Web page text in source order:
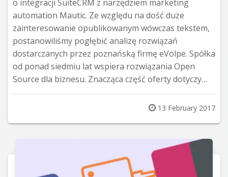
o integracji SuiteCRM z narzędziem marketing
automation Mautic. Ze względu na dość duże
zainteresowanie opublikowanym wówczas tekstem,
postanowiliśmy pogłębić analizę rozwiązań
dostarczanych przez poznańską firmę eVolpe. Spółka
od ponad siedmiu lat wspiera rozwiązania Open
Source dla biznesu. Znacząca część oferty dotyczy…
Posted
on
13 February 2017